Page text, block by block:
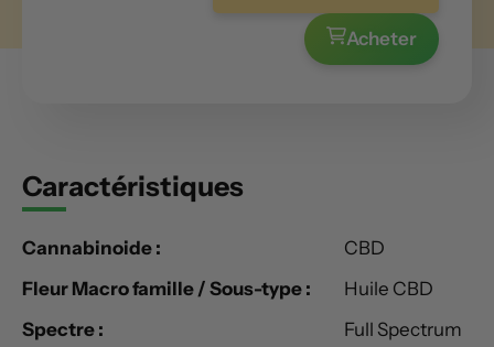
Acheter
Caractéristiques
Cannabinoide :
CBD
Fleur Macro famille / Sous-type :
Huile CBD
Spectre :
Full Spectrum